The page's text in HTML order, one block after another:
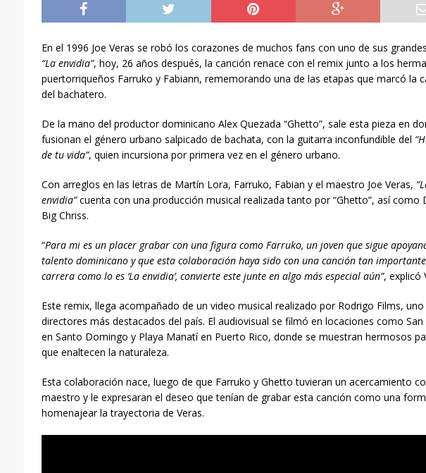
En el 1996 Joe Veras se robó los corazones de muchos fans con uno de sus
“La envidia”, hoy, 26 años después, la canción renace con el remix junto a los
puertorriqueños Farruko y Fabiann, rememorando una de las etapas que marcó la
del bachatero.
De la mano del productor dominicano Alex Quezada “Ghetto”, sale esta pieza en
fusionan el género urbano salpicado de bachata, con la guitarra inconfundible del
de tu vida”, quien incursiona por primera vez en el género urbano.
Con arreglos en las letras de Martín Lora, Farruko, Fabian y el maestro Joe Veras,
envidia”cuenta con una producción musical realizada tanto por “Ghetto”, así como
Big Chriss.
“Para mi es un placer grabar con una figura como Farruko, un joven que sigue
talento dominicano y que esta colaboración haya sido con una canción tan
carrera como lo es ‘La envidia’, convierte este junte en algo más especial aún”, explicó
Este remix, llega acompañado de un video musical realizado por Rodrigo Films,
directores más destacados del país. El audiovisual se filmó en locaciones como San
en Santo Domingo y Playa Manatí en Puerto Rico, donde se muestran hermosos
que enaltecen la naturaleza.
Esta colaboración nace, luego de que Farruko y Ghetto tuvieran un acercamiento
maestro y le expresaran el deseo que tenían de grabar esta canción como una
homenajear la trayectoria de Veras.